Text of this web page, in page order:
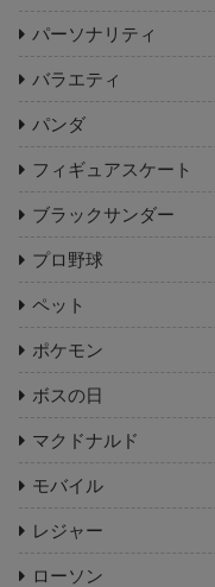
パーソナリティ
バラエティ
パンダ
フィギュアスケート
ブラックサンダー
プロ野球
ペット
ポケモン
ボスの日
マクドナルド
モバイル
レジャー
ローソン